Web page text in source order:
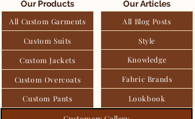
Our Products
All Custom Garments
Custom Suits
Custom Jackets
Custom Overcoats
Custom Pants
Our Articles
Lookbook
All Blog Posts
Style
Knowledge
Fabric Brands